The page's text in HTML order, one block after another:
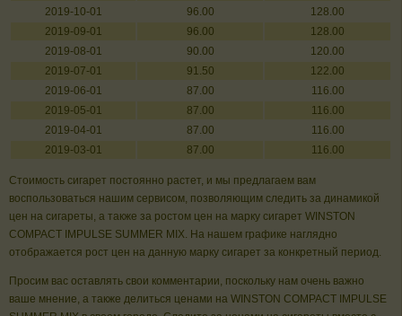
2019-10-01
96.00
128.00
2019-09-01
96.00
128.00
2019-08-01
90.00
120.00
2019-07-01
91.50
122.00
2019-06-01
87.00
116.00
2019-05-01
87.00
116.00
2019-04-01
87.00
116.00
2019-03-01
87.00 116.00
Стоимость сигарет постоянно растет, и мы предлагаем вам
воспользоваться нашим сервисом, позволяющим следить за динамикой
цен на сигареты, а также за ростом цен на марку сигарет WINSTON
COMPACT IMPULSE SUMMER MIX. На нашем графике наглядно
отображается рост цен на данную марку сигарет за конкретный период.
Просим вас оставлять свои комментарии, поскольку нам очень важно
ваше мнение, а также делиться ценами на WINSTON COMPACT IMPULSE